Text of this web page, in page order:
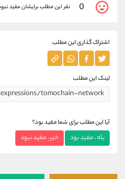
0 نفر این مطلب برایشان مفید
اشتراک گذاری این مطلب
لینک این مطلب
آیا این مطلب برای شما مفید بود؟
بله ، مفید بود خیر ، مفید نبود